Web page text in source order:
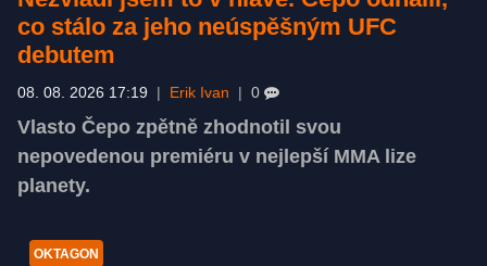
co stálo za jeho neúspěšným UFC
debutem
08. 08. 2026 17:19 Erik Ivan 0
Vlasto Čepo zpětně zhodnotil svou
nepovedenou premiéru v nejlepší MMA lize
planety.
OKTAGON